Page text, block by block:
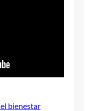
bienestar